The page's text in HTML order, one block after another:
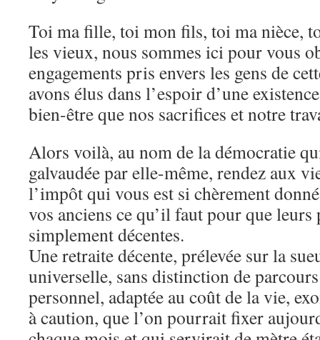
Toi ma fille, toi mon fils, toi ma nièce,
les vieux, nous sommes ici pour vous
engagements pris envers les gens de
avons élus dans l’espoir d’une
bien-être que nos sacrifices et notre
Alors voilà, au nom de la démocratie
galvaudée par elle-même, rendez aux
l’impôt qui vous est si chèrement
vos anciens ce qu’il faut pour que leurs
simplement décentes.
Une retraite décente, prélevée sur la
universelle, sans distinction de
personnel, adaptée au coût de la vie,
à caution, que l’on pourrait fixer